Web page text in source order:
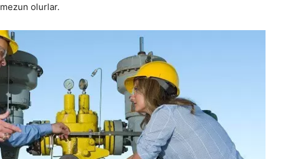
olurlar.